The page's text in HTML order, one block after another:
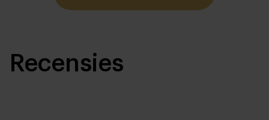
Recensies